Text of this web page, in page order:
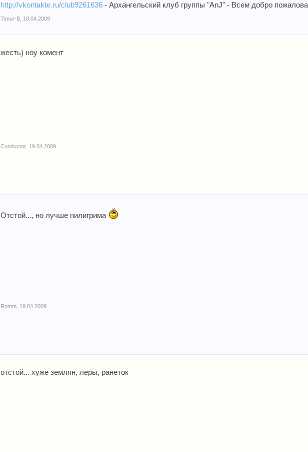
http://vkontakte.ru/club9261636- Архангельский клуб группы "AnJ" - Всем добро
Timur-B, 18.04.2009
жесть) ноу комент
Conductor, 19.04.2009
Отстой..., но лучше пилигрима
Romm, 19.04.2009
отстой... хуже землян, леры, ранеток